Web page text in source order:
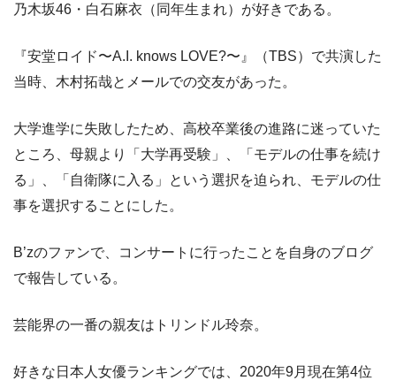
乃木坂46・白石麻衣（同年生まれ）が好きである。
『安堂ロイド〜A.I. knows LOVE?〜』（TBS）で共演した
当時、木村拓哉とメールでの交友があった。
大学進学に失敗したため、高校卒業後の進路に迷っていた
ところ、母親より「大学再受験」、「モデルの仕事を続け
る」、「自衛隊に入る」という選択を迫られ、モデルの仕
事を選択することにした。
B’zのファンで、コンサートに行ったことを自身のブログ
で報告している。
芸能界の一番の親友はトリンドル玲奈。
好きな日本人女優ランキングでは、2020年9月現在第4位